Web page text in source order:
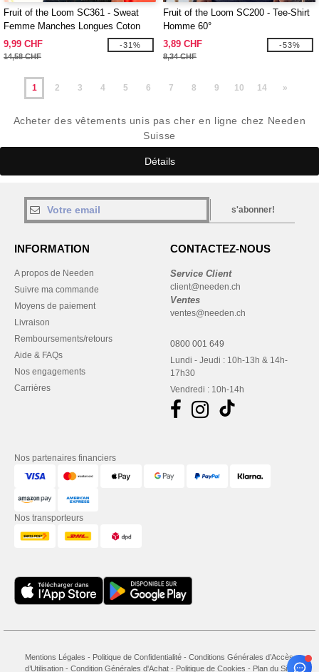
Fruit of the Loom SC361 - Sweat
Femme Manches Longues Coton
9,99 CHF
14,58 CHF
-31%
Fruit of the Loom SC200 - Tee-Shirt
Homme 60°
3,89 CHF
8,34 CHF
-53%
1 2 3 4 5 6 7 8 9 10 14 »
Acheter des vêtements unis pas cher en ligne chez Needen
Suisse
Détails
s'abonner!
INFORMATION
A propos de Needen
Suivre ma commande
Moyens de paiement
Livraison
Remboursements/retours
Aide & FAQs
Nos engagements
Carrières
CONTACTEZ-NOUS
Service Client
client@needen.ch
Ventes
ventes@needen.ch
0800 001 649
Lundi - Jeudi : 10h-13h & 14h-
17h30
Vendredi : 10h-14h
Nos partenaires financiers
Nos transporteurs
Mentions Légales - Politique de Confidentialité- Conditions Générales d’Accès et
d’Utilisation- Condition Générales d'Achat- Politique de Cookies - Plan du Site